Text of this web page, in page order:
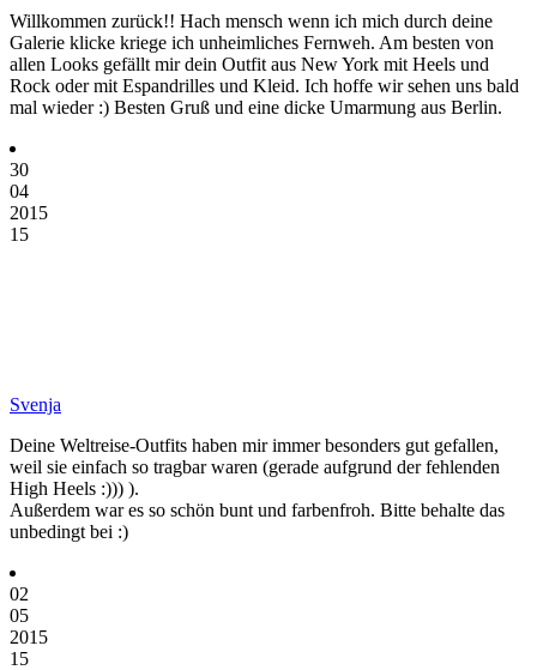
Willkommen zurück!! Hach mensch wenn ich mich durch deine
Galerie klicke kriege ich unheimliches Fernweh. Am besten von
allen Looks gefällt mir dein Outfit aus New York mit Heels und
Rock oder mit Espandrilles und Kleid. Ich hoffe wir sehen uns bald
mal wieder :) Besten Gruß und eine dicke Umarmung aus Berlin.
30
04
2015
15
Svenja
Deine Weltreise-Outfits haben mir immer besonders gut gefallen,
weil sie einfach so tragbar waren (gerade aufgrund der fehlenden
High Heels :))) ).
Außerdem war es so schön bunt und farbenfroh. Bitte behalte das
unbedingt bei :)
02
05
2015
15